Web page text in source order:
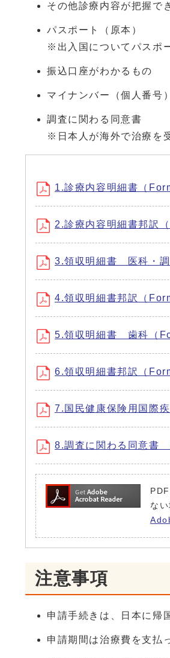
その他診療内容が把握で
パスポート（原本）
※出入国についてパスポ
振込口座がわかるもの
マイナンバー（個人番号
調査に関わる同意書
※日本人が海外で治療を
1.診療内容明細書（
2.診療内容明細書邦訳
3.領収明細書 医科・
4.領収明細書邦訳（
5.領収明細書 歯科（
6.領収明細書邦訳（
7.国民健康保険用国際
8.調査に関わる同意書
ない
注意事項
申請手続きは、日本に帰
申請期間は治療費を支払